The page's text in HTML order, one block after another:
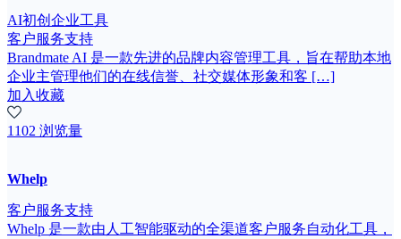
AI初创企业工具
客户服务支持
Brandmate AI 是一款先进的品牌内容管理工具，旨在帮助本地
企业主管理他们的在线信誉、社交媒体形象和客 […]
加入收藏
1102 浏览量
Whelp
客户服务支持
Whelp 是一款由人工智能驱动的全渠道客户服务自动化工具，